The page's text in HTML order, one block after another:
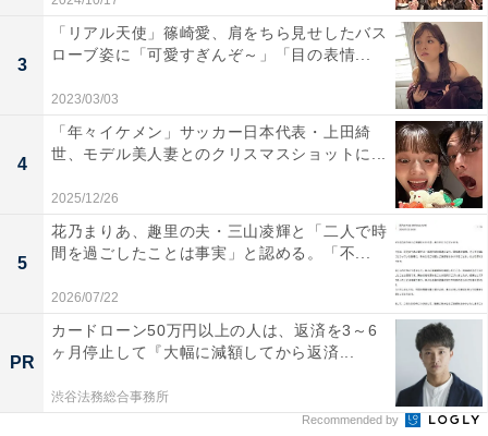
3
「リアル天使」篠崎愛、肩をちら見せしたバス
ローブ姿に「可愛すぎんぞ～」「目の表情...
2023/03/03
4
「年々イケメン」サッカー日本代表・上田綺
世、モデル美人妻とのクリスマスショットに...
2025/12/26
5
花乃まりあ、趣里の夫・三山凌輝と「二人で時
間を過ごしたことは事実」と認める。「不...
2026/07/22
PR
カードローン50万円以上の人は、返済を3～6
ヶ月停止して『大幅に減額してから返済...
渋谷法務総合事務所
Recommended by